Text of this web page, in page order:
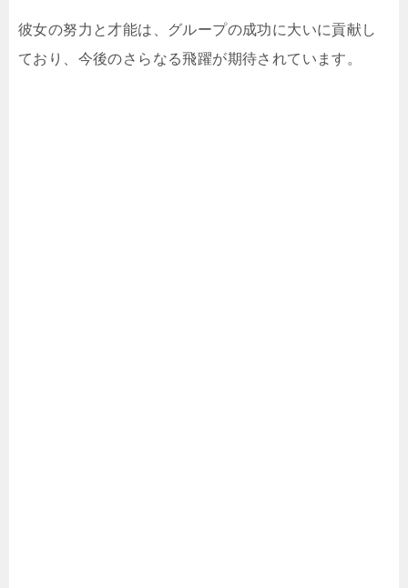
彼女の努力と才能は、グループの成功に大いに貢献し
ており、今後のさらなる飛躍が期待されています。